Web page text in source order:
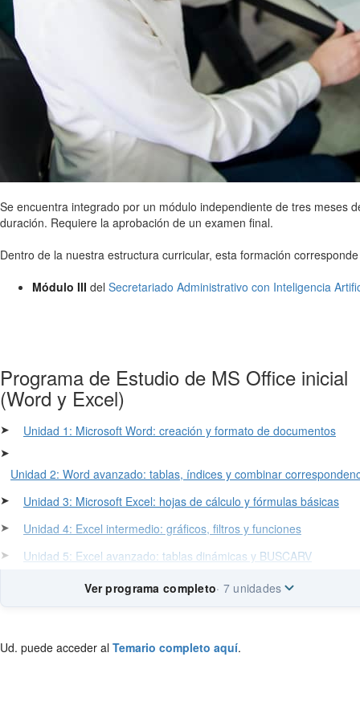
Se encuentra integrado por un módulo independiente de tres meses
duración. Requiere la aprobación de un examen final.
Dentro de la nuestra estructura curricular, esta formación
Módulo III del Secretariado Administrativo con Inteligencia
Programa de Estudio de MS Office inicial
(Word y Excel)
➤
Unidad 1: Microsoft Word: creación y formato de documentos
➤
Unidad 2: Word avanzado: tablas, índices y combinar
➤
Unidad 3: Microsoft Excel: hojas de cálculo y fórmulas básicas
➤
Unidad 4: Excel intermedio: gráficos, filtros y funciones
➤
Unidad 5: Excel avanzado: tablas dinámicas y BUSCARV
Ver programa completo· 7 unidades
Ud. puede acceder al Temario completo aquí.